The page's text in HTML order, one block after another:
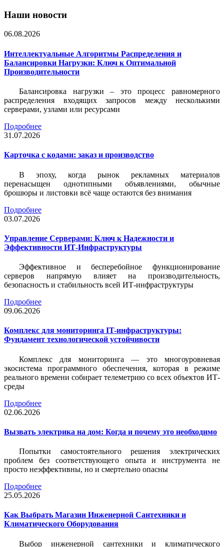
Наши новости
06.08.2026
Интеллектуальные Алгоритмы Распределения и
Балансировки Нагрузки: Ключ к Оптимальной
Производительности
Балансировка нагрузки – это процесс равномерного
распределения входящих запросов между несколькими
серверами, узлами или ресурсами
Подробнее
31.07.2026
Карточка c кодами: заказ и производство
В эпоху, когда рынок рекламных материалов
перенасыщен однотипными объявлениями, обычные
брошюры и листовки всё чаще остаются без внимания
Подробнее
03.07.2026
Управление Серверами: Ключ к Надежности и
Эффективности ИТ-Инфраструктуры
Эффективное и бесперебойное функционирование
серверов напрямую влияет на производительность,
безопасность и стабильность всей ИТ-инфраструктуры
Подробнее
09.06.2026
Комплекс для мониторинга IT-инфраструктуры:
Фундамент технологической устойчивости
Комплекс для мониторинга — это многоуровневая
экосистема программного обеспечения, которая в режиме
реального времени собирает телеметрию со всех объектов ИТ-
среды
Подробнее
02.06.2026
Вызвать электрика на дом: Когда и почему это необходимо
Попытки самостоятельного решения электрических
проблем без соответствующего опыта и инструмента не
просто неэффективны, но и смертельно опасны
Подробнее
25.05.2026
Как Выбрать Магазин Инженерной Сантехники и
Климатического Оборудования
Выбор инженерной сантехники и климатического